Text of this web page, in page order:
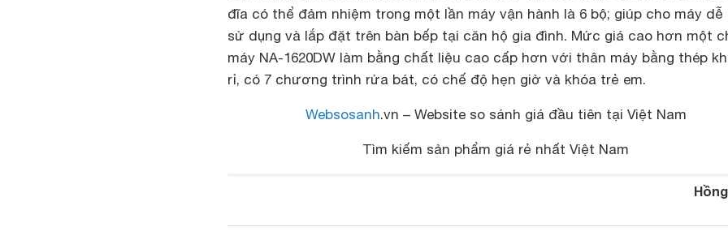
đĩa có thể đảm nhiệm trong một lần máy vận hành là 6 bộ; giúp cho máy dễ
sử dụng và lắp đặt trên bàn bếp tại căn hộ gia đình. Mức giá cao hơn một
máy NA-1620DW làm bằng chất liệu cao cấp hơn với thân máy bằng thép
rỉ, có 7 chương trình rửa bát, có chế độ hẹn giờ và khóa trẻ em.
Websosanh.vn – Website so sánh giá đầu tiên tại Việt Nam
Tìm kiếm sản phẩm giá rẻ nhất Việt Nam